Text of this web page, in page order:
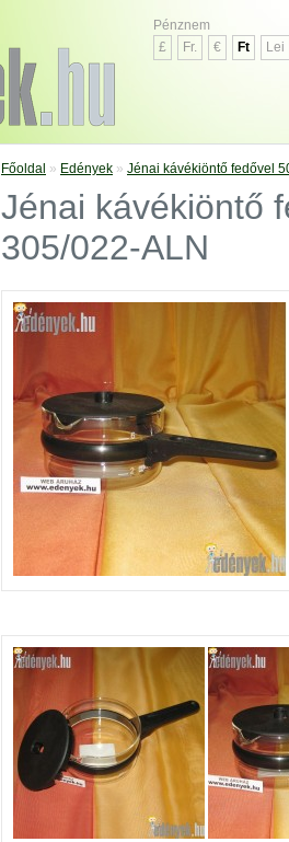
Pénznem
£
Fr. € Ft Lei
Főoldal » Edények » Jénai kávékiöntő fedővel
Jénai kávékiöntő
305/022-ALN